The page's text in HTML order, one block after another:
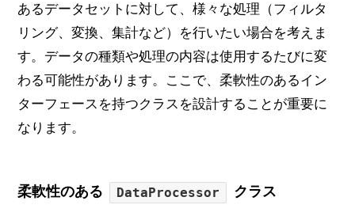
あるデータセットに対して、様々な処理（フィルタ
リング、変換、集計など）を行いたい場合を考えま
す。データの種類や処理の内容は使用するたびに変
わる可能性があります。ここで、柔軟性のあるイン
ターフェースを持つクラスを設計することが重要に
なります。
柔軟性のある DataProcessor クラス